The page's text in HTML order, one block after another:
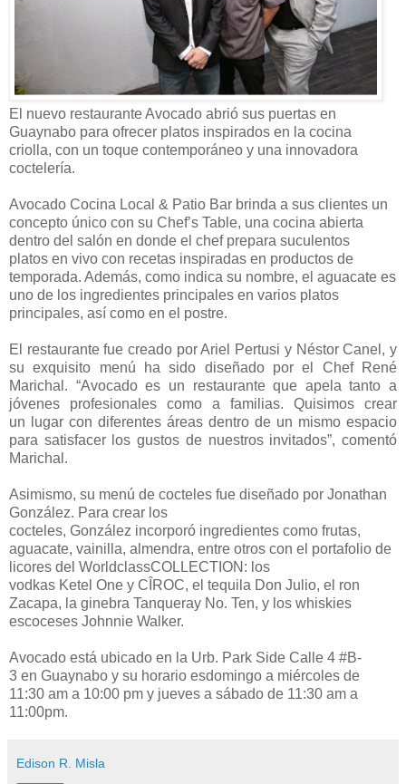
El nuevo restaurante Avocado abrió sus puertas en
Guaynabo para ofrecer platos inspirados en la cocina
criolla, con un toque contemporáneo y una innovadora
coctelería.
Avocado Cocina Local & Patio Bar brinda a sus clientes un
concepto único con su Chef’s Table, una cocina abierta
dentro del salón en donde el chefprepara suculentos
platos en vivo con recetas inspiradas en productos de
temporada. Además, como indica su nombre, el aguacate es
uno de los ingredientes principales en varios platos
principales, así como en el postre.
El restaurante fue creado por Ariel Pertusi y Néstor Canel , y
su exquisito menú ha sido diseñado por el Chef René
Marichal. “Avocado es un restaurante que apela tanto a
jóvenes profesionales como a familias.
Quisimos crear
un
lugar con diferentes áreas dentro de un mismo espacio
para satisfacer los gustos de nuestros invitados”, comentó
Marichal.
Asimismo, su menú de cocteles fue diseñado por Jonathan
González. Para crear los
cocteles, González incorporó ingredientes como frutas,
aguacate, vainilla, almendra, entre otros con el portafolio de
licores del WorldclassCOLLECTION: los
vodkas Ketel One y CÎROC, el tequila Don Julio, el ron
Zacapa, la ginebra Tanqueray No. Ten, y los whiskies
escoceses Johnnie Walker.
Avocado está ubicado en la Urb. Park Side Calle 4 #B-
3 en Guaynabo y su horario esdomingo a miércoles de
11:30 am a 10:00 pm y jueves a sábado de 11:30 am a
11:00pm.
Edison R. Misla